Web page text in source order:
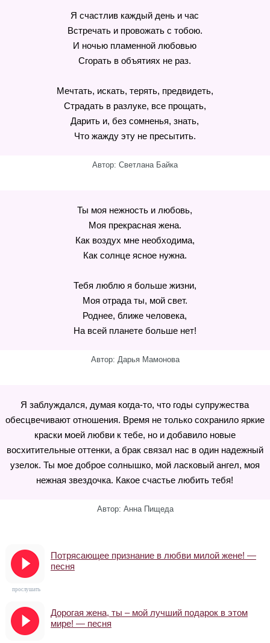
Я счастлив каждый день и час
Встречать и провожать с тобою.
И ночью пламенной любовью
Сгорать в объятиях не раз.
Мечтать, искать, терять, предвидеть,
Страдать в разлуке, все прощать,
Дарить и, без сомненья, знать,
Что жажду эту не пресытить.
Автор: Светлана Байка
Ты моя нежность и любовь,
Моя прекрасная жена.
Как воздух мне необходима,
Как солнце ясное нужна.
Тебя люблю я больше жизни,
Моя отрада ты, мой свет.
Роднее, ближе человека,
На всей планете больше нет!
Автор: Дарья Мамонова
Я заблуждался, думая когда-то, что годы супружества
обесцвечивают отношения. Время не только сохранило яркие
краски моей любви к тебе, но и добавило новые
восхитительные оттенки, а брак связал нас в один надежный
узелок. Ты мое доброе солнышко, мой ласковый ангел, моя
нежная звездочка. Какое счастье любить тебя!
Автор: Анна Пищеда
Потрясающее признание в любви милой жене! —
песня
прослушать
Дорогая жена, ты – мой лучший подарок в этом
мире! — песня